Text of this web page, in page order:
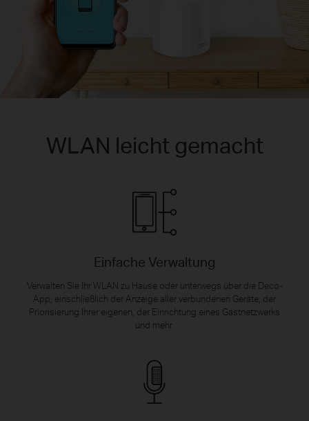
WLAN leicht gemacht
Einfache Verwaltung
Verwalten Sie Ihr WLAN zu Hause oder unterwegs über die Deco-
App, einschließlich der Anzeige aller verbundenen Geräte, der
Priorisierung Ihrer eigenen, der Einrichtung eines Gastnetzwerks
und mehr.